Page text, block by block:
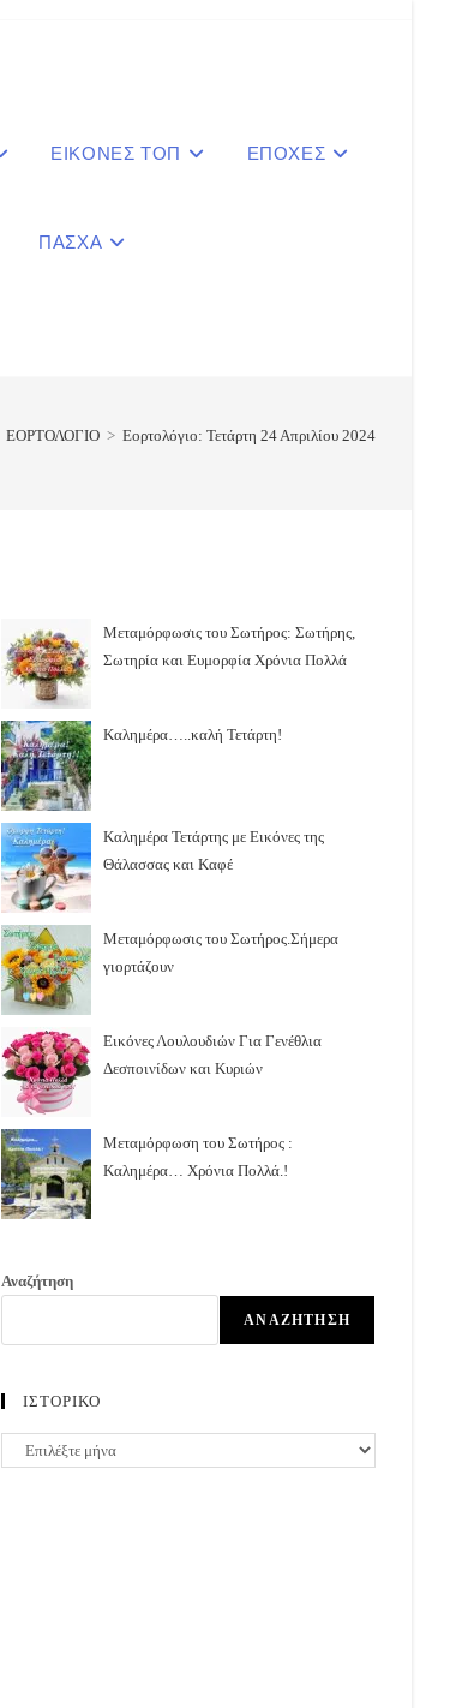
ΕΙΚΟΝΕΣ ΤΟΠ ΕΠΟΧΕΣ
ΠΑΣΧΑ
ΕΟΡΤΟΛΟΓΙΟ > Εορτολόγιο: Τετάρτη 24 Απριλίου 2024
Μεταμόρφωσις του Σωτήρος: Σωτήρης,
Σωτηρία και Ευμορφία Χρόνια Πολλά
Καλημέρα…..καλή Τετάρτη!
Καλημέρα Τετάρτης με Εικόνες της
Θάλασσας και Καφέ
Μεταμόρφωσις του Σωτήρος.Σήμερα
γιορτάζουν
Εικόνες Λουλουδιών Για Γενέθλια
Δεσποινίδων και Κυριών
Μεταμόρφωση του Σωτήρος :
Καλημέρα… Χρόνια Πολλά.!
Αναζήτηση
ΑΝΑΖΉΤΗΣΗ
ΙΣΤΟΡΙΚΟ
ΙΣΤΟΡΙΚΟ